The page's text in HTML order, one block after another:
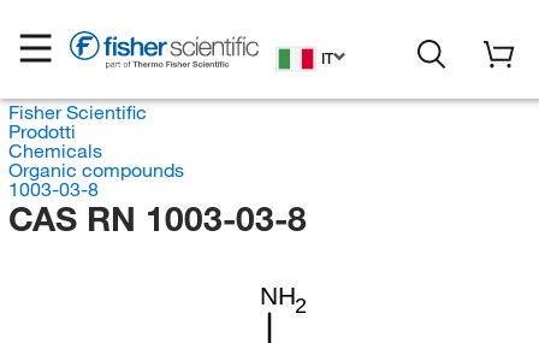
IT
Fisher Scientific
Prodotti
Chemicals
Organic compounds
1003-03-8
CAS RN 1003-03-8
NH2